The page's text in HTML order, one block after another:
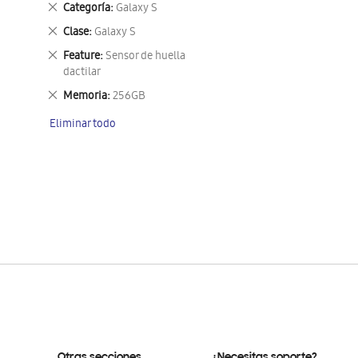
Categoría Galaxy S
Eliminar
este
artículo
Clase Galaxy S
Eliminar
este
artículo
Feature Sensor de huella
dactilar
Eliminar
este
artículo
Memoria 256GB
Eliminar
artículo
Eliminar todo